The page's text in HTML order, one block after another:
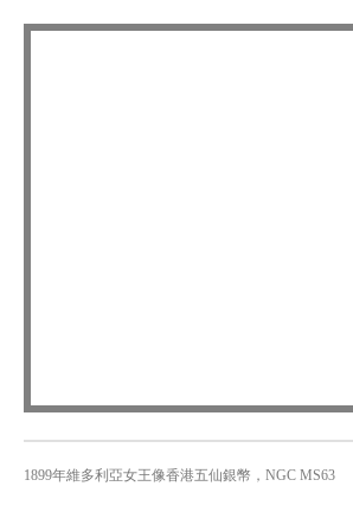
1899年維多利亞女王像香港五仙銀幣，NGC MS63